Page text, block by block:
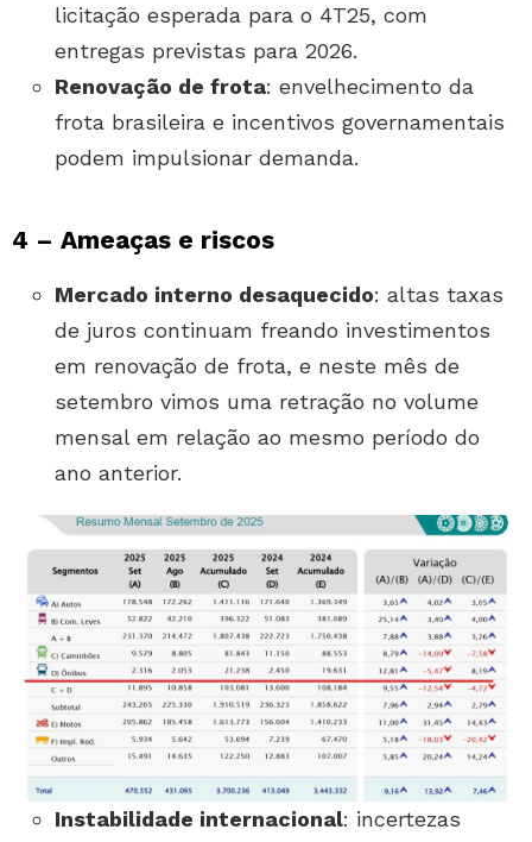
licitação esperada para o 4T25, com
entregas previstas para 2026.
Renovação de frota: envelhecimento da
frota brasileira e incentivos governamentais
podem impulsionar demanda.
4 – Ameaças e riscos
Mercado interno desaquecido: altas taxas
de juros continuam freando investimentos
em renovação de frota, e neste mês de
setembro vimos uma retração no volume
mensal em relação ao mesmo período do
ano anterior.
Instabilidade internacional: incertezas